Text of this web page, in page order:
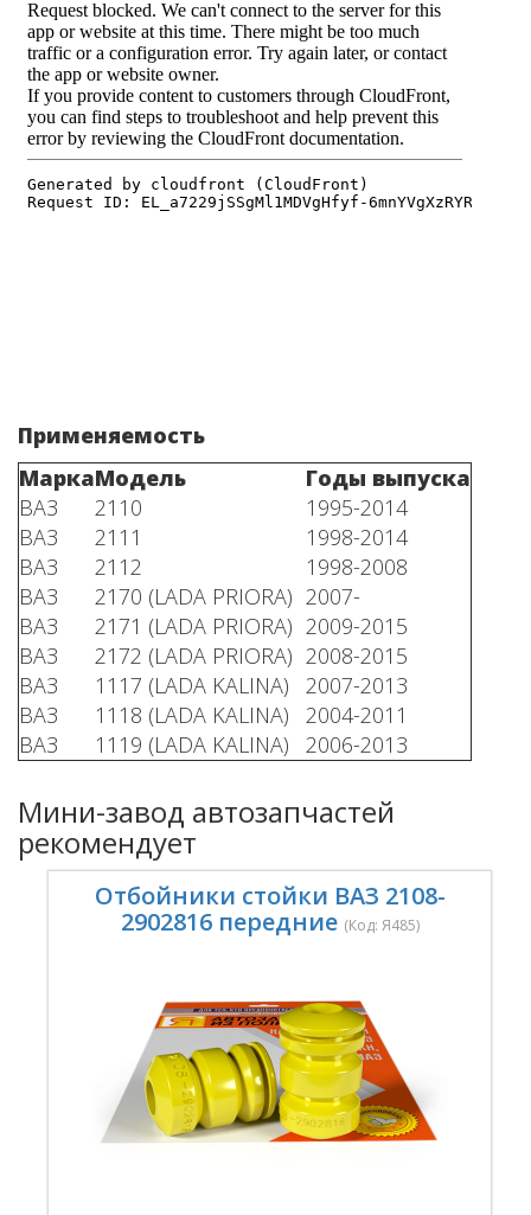
Применяемость
МаркаМодель
Годы выпуска
ВАЗ
2110
1995-2014
ВАЗ
2111
1998-2014
ВАЗ
2112
1998-2008
ВАЗ
2170 (LADA PRIORA) 2007-
ВАЗ
2171 (LADA PRIORA) 2009-2015
ВАЗ
2172 (LADA PRIORA) 2008-2015
ВАЗ
1117 (LADA KALINA)
2007-2013
ВАЗ
1118 (LADA KALINA)
2004-2011
ВАЗ
1119 (LADA KALINA) 2006-2013
Мини-завод автозапчастей
рекомендует
Отбойники стойки ВАЗ 2108-
2902816 передние (Код: Я485)